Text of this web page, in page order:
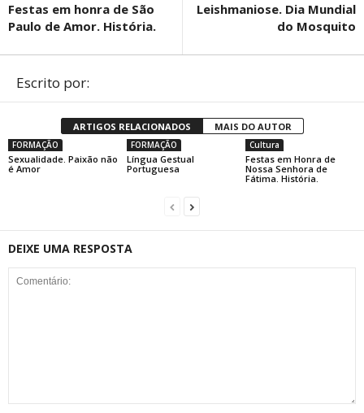
Festas em honra de São
Paulo de Amor. História.
Leishmaniose. Dia Mundial
do Mosquito
Escrito por:
ARTIGOS RELACIONADOS MAIS DO AUTOR
FORMAÇÃO
Sexualidade. Paixão não
é Amor
FORMAÇÃO
Língua Gestual
Portuguesa
Cultura
Festas em Honra de
Nossa Senhora de
Fátima. História.
DEIXE UMA RESPOSTA